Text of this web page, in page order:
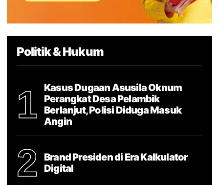
Politik & Hukum
1
Kasus Dugaan Asusila Oknum
Perangkat Desa Pelambik
Berlanjut, Polisi Diduga Masuk
Angin
2
Brand Presiden di Era Kalkulator
Digital